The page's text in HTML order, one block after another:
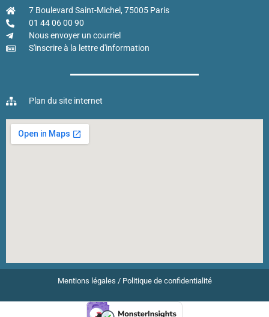
7 Boulevard Saint-Michel, 75005 Paris
01 44 06 00 90
Nous envoyer un courriel
S'inscrire à la lettre d'information
Plan du site internet
Mentions légales / Politique de confidentialité